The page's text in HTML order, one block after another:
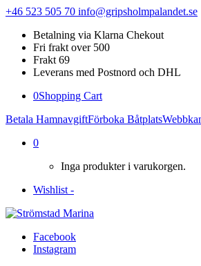
+46 523 505 70 info@gripsholmpalandet.se
Betalning via Klarna Chekout
Fri frakt over 500
Frakt 69
Leverans med Postnord och DHL
0Shopping Cart
Betala HamnavgiftFörboka Båtplats
0
Inga produkter i varukorgen.
Wishlist -
Facebook
Instagram